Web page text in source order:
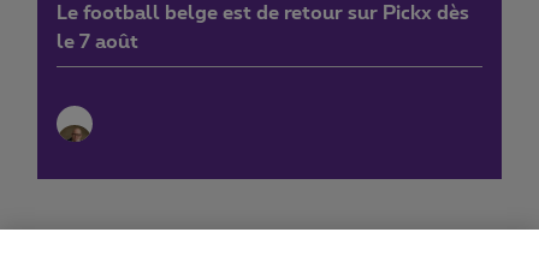
Le football belge est de retour sur Pickx dès
le 7 août